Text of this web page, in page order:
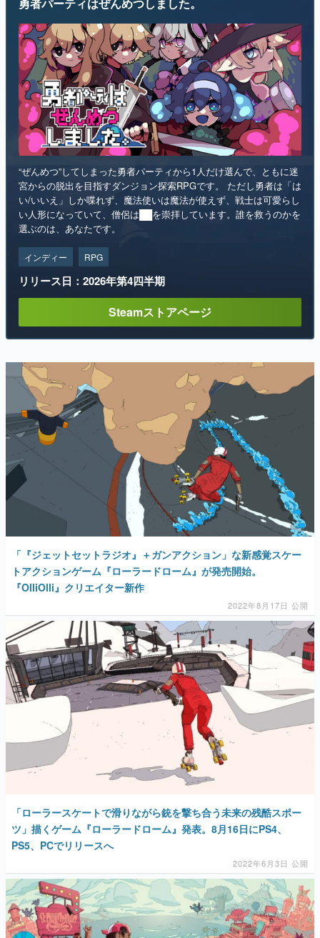
勇者パーティはぜんめつしました。
“ぜんめつ”してしまった勇者パーティから1人だけ選んで、ともに迷
宮からの脱出を目指すダンジョン探索RPGです。 ただし勇者は「は
い/いいえ」しか喋れず、魔法使いは魔法が使えず、戦士は可愛らし
い人形になっていて、僧侶は██を崇拝しています。誰を救うのかを
選ぶのは、あなたです。
インディー RPG
リリース日：2026年第4四半期
Steamストアページ
「『ジェットセットラジオ』＋ガンアクション」な新感覚スケー
トアクションゲーム『ローラードローム』が発売開始。
『OlliOlli』クリエイター新作
2022年8月17日 公開
「ローラースケートで滑りながら銃を撃ち合う未来の残酷スポー
ツ」描くゲーム『ローラードローム』発表。8月16日にPS4、
PS5、PCでリリースへ
2022年6月3日 公開